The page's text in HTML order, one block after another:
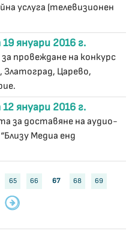
услуга (телевизионен
януари 2016 г.
провеждане на конкурс
Златоград, Царево,
януари 2016 г.
за доставяне на аудио-
Медиа енд
65 66 67 68 69